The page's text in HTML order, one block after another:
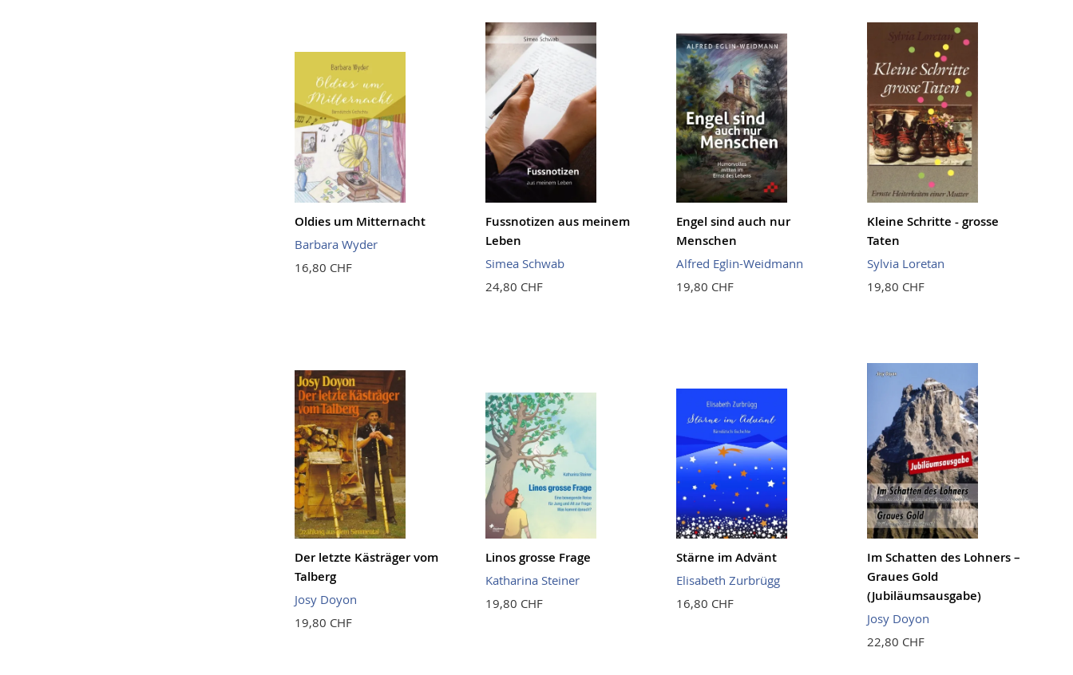
Oldies um Mitternacht
Barbara Wyder
16,80 CHF
Fussnotizen aus meinem
Leben
Simea Schwab
24,80 CHF
Engel sind auch nur
Menschen
Alfred Eglin-Weidmann
19,80 CHF
Kleine Schritte - grosse
Taten
Sylvia Loretan
19,80 CHF
Der letzte Kästräger vom
Talberg
Josy Doyon
19,80 CHF
Linos grosse Frage
Katharina Steiner
19,80 CHF
Stärne im Advänt
Elisabeth Zurbrügg
16,80 CHF
Im Schatten des Lohners –
Graues Gold
(Jubiläumsausgabe)
Josy Doyon
22,80 CHF